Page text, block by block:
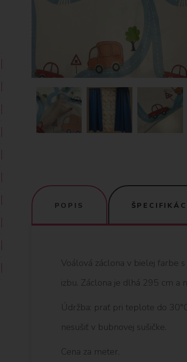
POPIS
Voálová záclona v bielej farbe
izbu. Záclona je dlhá 295 cm a
Údržba: prať pri teplote do
nesušiť v bubnovej sušičke.
Cena za meter.